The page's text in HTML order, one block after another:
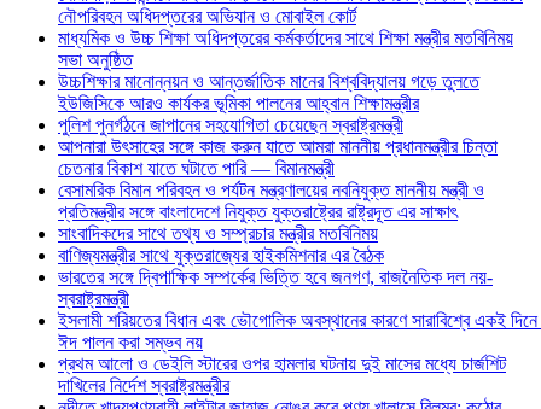
নৌপরিবহন অধিদপ্তরের অভিযান ও মোবাইল কোর্ট
মাধ্যমিক ও উচ্চ শিক্ষা অধিদপ্তরের কর্মকর্তাদের সাথে শিক্ষা মন্ত্রীর মতবিনিময়
সভা অনুষ্ঠিত
উচ্চশিক্ষার মানোন্নয়ন ও আন্তর্জাতিক মানের বিশ্ববিদ্যালয় গড়ে তুলতে
ইউজিসিকে আরও কার্যকর ভূমিকা পালনের আহ্বান শিক্ষামন্ত্রীর
পুলিশ পুনর্গঠনে জাপানের সহযোগিতা চেয়েছেন স্বরাষ্ট্রমন্ত্রী
আপনারা উৎসাহের সঙ্গে কাজ করুন যাতে আমরা মাননীয় প্রধানমন্ত্রীর চিন্তা
চেতনার বিকাশ যাতে ঘটাতে পারি — বিমানমন্ত্রী
বেসামরিক বিমান পরিবহন ও পর্যটন মন্ত্রণালয়ের নবনিযুক্ত মাননীয় মন্ত্রী ও
প্রতিমন্ত্রীর সঙ্গে বাংলাদেশে নিযুক্ত যুক্তরাষ্ট্রের রাষ্ট্রদূত এর সাক্ষাৎ
সাংবাদিকদের সাথে তথ্য ও সম্প্রচার মন্ত্রীর মতবিনিময়
বাণিজ্যমন্ত্রীর সাথে যুক্তরাজ্যের হাইকমিশনার এর বৈঠক
ভারতের সঙ্গে দ্বিপাক্ষিক সম্পর্কের ভিত্তি হবে জনগণ, রাজনৈতিক দল নয়-
স্বরাষ্ট্রমন্ত্রী
ইসলামী শরিয়তের বিধান এবং ভৌগোলিক অবস্থানের কারণে সারাবিশ্বে একই
ঈদ পালন করা সম্ভব নয়
প্রথম আলো ও ডেইলি স্টারের ওপর হামলার ঘটনায় দুই মাসের মধ্যে চার্জশিট
দাখিলের নির্দেশ স্বরাষ্ট্রমন্ত্রীর